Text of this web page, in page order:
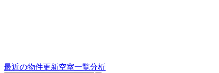
最近の物件更新空室一覧分析